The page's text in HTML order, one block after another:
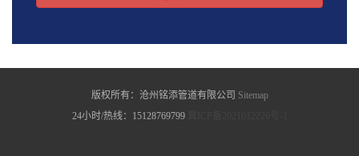
版权所有：沧州铭添管道有限公司 Sitemap
24小时/热线：15128769799